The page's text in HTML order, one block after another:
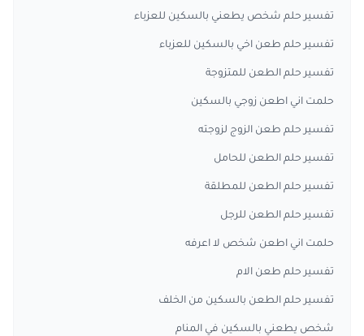
تفسير حلم شخص يطعني بالسكين للعزباء
تفسير حلم طعن اخي بالسكين للعزباء
تفسير حلم الطعن للمتزوجة
حلمت اني اطعن زوجي بالسكين
تفسير حلم طعن الزوج لزوجته
تفسير حلم الطعن للحامل
تفسير حلم الطعن للمطلقة
تفسير حلم الطعن للرجل
حلمت اني اطعن شخص لا اعرفه
تفسير حلم طعن الام
تفسير حلم الطعن بالسكين من الخلف
شخص يطعني بالسكين في المنام